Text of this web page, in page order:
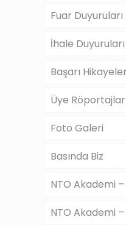
Fuar Duyuruları
İhale Duyuruları
Başarı
Üye
Foto Galeri
Basında Biz
NTO Akademi
NTO Akademi